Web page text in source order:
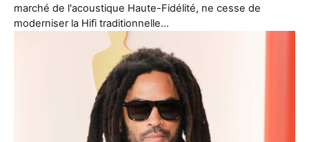
marché de l'acoustique Haute-Fidélité, ne cesse de
moderniser la Hifi traditionnelle…